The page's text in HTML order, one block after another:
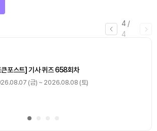
4 /
4
큰포스트] 기사 퀴즈 658회차
(금) ~ 2026.08.08 (토)